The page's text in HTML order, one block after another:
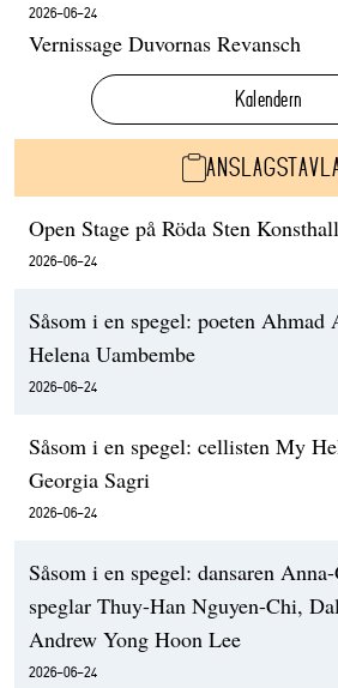
2026-06-24
Vernissage Duvornas Revansch
Kalendern
Open Stage på Röda Sten Konsthall
2026-06-24
Såsom i en spegel: poeten Ahmad
Helena Uambembe
2026-06-24
Såsom i en spegel: cellisten My
Georgia Sagri
2026-06-24
Såsom i en spegel: dansaren
speglar Thuy-Han Nguyen-Chi,
Andrew Yong Hoon Lee
2026-06-24